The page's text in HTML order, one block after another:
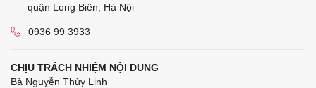
quận Long Biên, Hà Nội
0936 99 3933
CHỊU TRÁCH NHIỆM NỘI DUNG
Bà Nguyễn Thùy Linh